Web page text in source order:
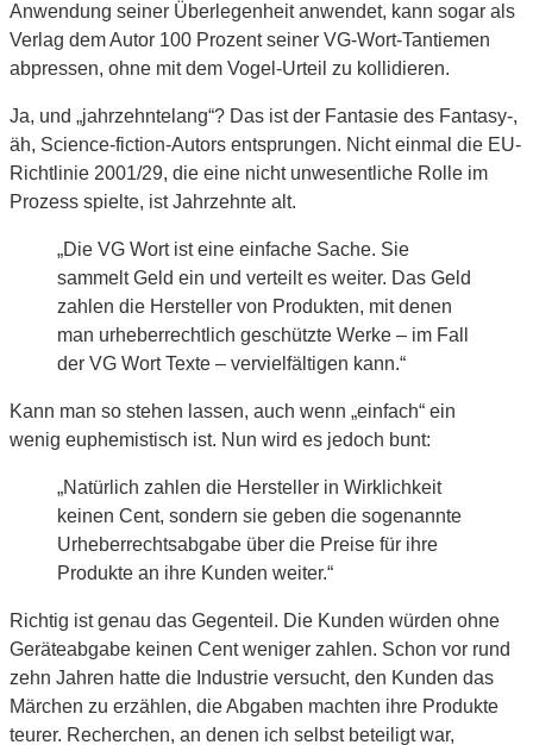
Anwendung seiner Überlegenheit anwendet, kann sogar als
Verlag dem Autor 100 Prozent seiner VG-Wort-Tantiemen
abpressen, ohne mit dem Vogel-Urteil zu kollidieren.
Ja, und „jahrzehntelang“? Das ist der Fantasie des Fantasy-,
äh, Science-fiction-Autors entsprungen. Nicht einmal die EU-
Richtlinie 2001/29, die eine nicht unwesentliche Rolle im
Prozess spielte, ist Jahrzehnte alt.
„Die VG Wort ist eine einfache Sache. Sie
sammelt Geld ein und verteilt es weiter. Das Geld
zahlen die Hersteller von Produkten, mit denen
man urheberrechtlich geschützte Werke – im Fall
der VG Wort Texte – vervielfältigen kann.“
Kann man so stehen lassen, auch wenn „einfach“ ein
wenig euphemistisch ist. Nun wird es jedoch bunt:
„Natürlich zahlen die Hersteller in Wirklichkeit
keinen Cent, sondern sie geben die sogenannte
Urheberrechtsabgabe über die Preise für ihre
Produkte an ihre Kunden weiter.“
Richtig ist genau das Gegenteil. Die Kunden würden ohne
Geräteabgabe keinen Cent weniger zahlen. Schon vor rund
zehn Jahren hatte die Industrie versucht, den Kunden das
Märchen zu erzählen, die Abgaben machten ihre Produkte
teurer. Recherchen, an denen ich selbst beteiligt war,